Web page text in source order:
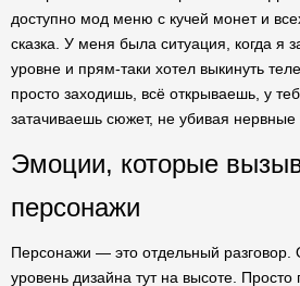
доступно мод меню с кучей монет и
сказка. У меня была ситуация, когда я
уровне и прям-таки хотел выкинуть
просто заходишь, всё открываешь, у
затачиваешь сюжет, не убивая нервные
Эмоции, которые
персонажи
Персонажи — это отдельный разговор.
уровень дизайна тут на высоте. Просто